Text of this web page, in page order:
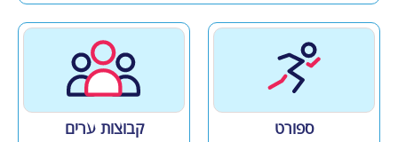
ספורט קבוצות ערים